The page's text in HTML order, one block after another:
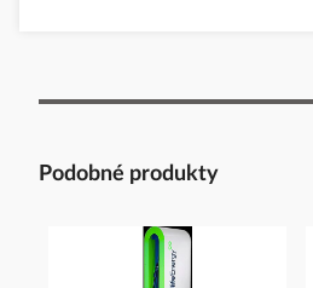
Podobné produkty